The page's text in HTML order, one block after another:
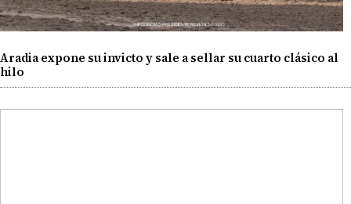
Aradia expone su invicto y sale a sellar su cuarto clásico al
hilo